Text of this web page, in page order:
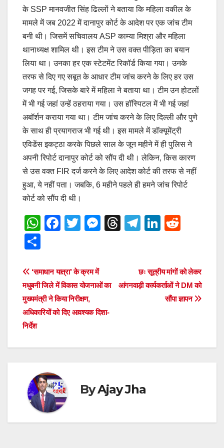
के SSP मानवजीत सिंह ढिल्लों ने बताया कि महिला वकील के
मामले में जब 2022 में दानापुर कोर्ट के आदेश पर एक जांच टीम
बनी थी। जिसमें सचिवालय ASP काम्या मिश्रा और महिला
थानाध्यक्ष शामिल थी। इस टीम ने उस वक्त पीड़िता का बयान
लिया था। उनका हर एक स्टेटमेंट रिकॉर्ड किया गया। उनके
तरफ से दिए गए सबूत के आधार टीम जांच करने के लिए हर उस
जगह पर गई, जिसके बारे में महिला ने बताया था। टीम उन होटलों
में भी गई जहां उन्हें ठहराया गया। उस हॉस्पिटल में भी गई जहां
अबॉर्शन कराया गया था। टीम जांच करने के लिए दिल्ली और पुणे
के साथ ही प्रयागराज भी गई थी। इस मामले में डॉक्यूमेंट्री
एविडेंस इकट्ठा करके पिछले साल के जून महीने में ही पुलिस ने
अपनी रिपोर्ट दानापुर कोर्ट को सौंप दी थी। लेकिन, किस कारण
से उस वक्त FIR दर्ज करने के लिए आदेश कोर्ट की तरफ से नहीं
हुआ, ये नहीं पता। जबकि, 6 महीने पहले ही हमने जांच रिपोर्ट
कोर्ट को सौंप दी थी।
W
s
A
p
p
F
e
b
o
o
T
er
M
n
er
T
d
T
gr
a
Li
e
dI
n
di
t
ar
e
Post
navigation
छः सूत्रीय मांगों को लेकर
आंगनवाड़ी कार्यकर्ताओं ने DM को
सौंपा ज्ञापन
‘समाधान यात्रा’ के क्रम में
मधुबनी जिले में विकास योजनाओं का
मुख्यमंत्री ने किया निरीक्षण,
अधिकारियों को दिए आवश्यक दिशा-
निर्देश
ByAjay Jha